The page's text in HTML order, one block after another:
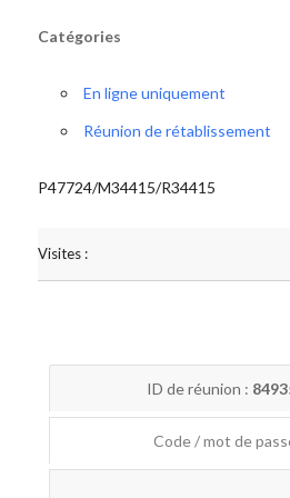
Catégories
En ligne uniquement
Réunion de rétablissement
P47724/M34415/R34415
Visites :
ID de réunion :
Code / mot de